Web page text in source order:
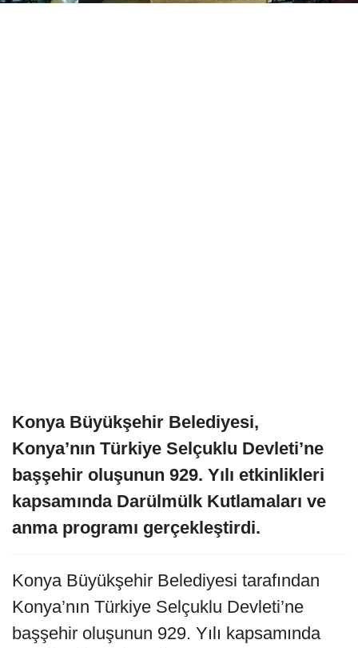
Konya Büyükşehir Belediyesi,
Konya’nın Türkiye Selçuklu Devleti’ne
başşehir oluşunun 929. Yılı etkinlikleri
kapsamında Darülmülk Kutlamaları ve
anma programı gerçekleştirdi.
Konya Büyükşehir Belediyesi tarafından
Konya’nın Türkiye Selçuklu Devleti’ne
başşehir oluşunun 929. Yılı kapsamında